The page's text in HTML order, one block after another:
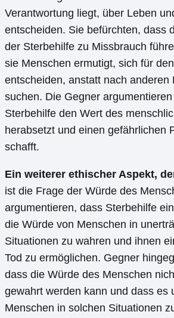
Verantwortung liegt, über Leben
entscheiden. Sie befürchten, dass
der Sterbehilfe zu Missbrauch
sie Menschen ermutigt, sich für
entscheiden, anstatt nach anderen
suchen. Die Gegner
Sterbehilfe den Wert des
herabsetzt und einen gefährlichen
schafft.
Ein weiterer ethischer Aspekt,
ist die Frage der Würde des
argumentieren, dass Sterbehilfe
die Würde von Menschen in
Situationen zu wahren und ihnen
Tod zu ermöglichen. Gegner
dass die Würde des Menschen
gewahrt werden kann und dass es
Menschen in solchen Situationen